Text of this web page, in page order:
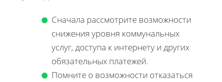
Сначала рассмотрите возможности
снижения уровня коммунальных
услуг, доступа к интернету и других
обязательных платежей.
Помните о возможности отказаться